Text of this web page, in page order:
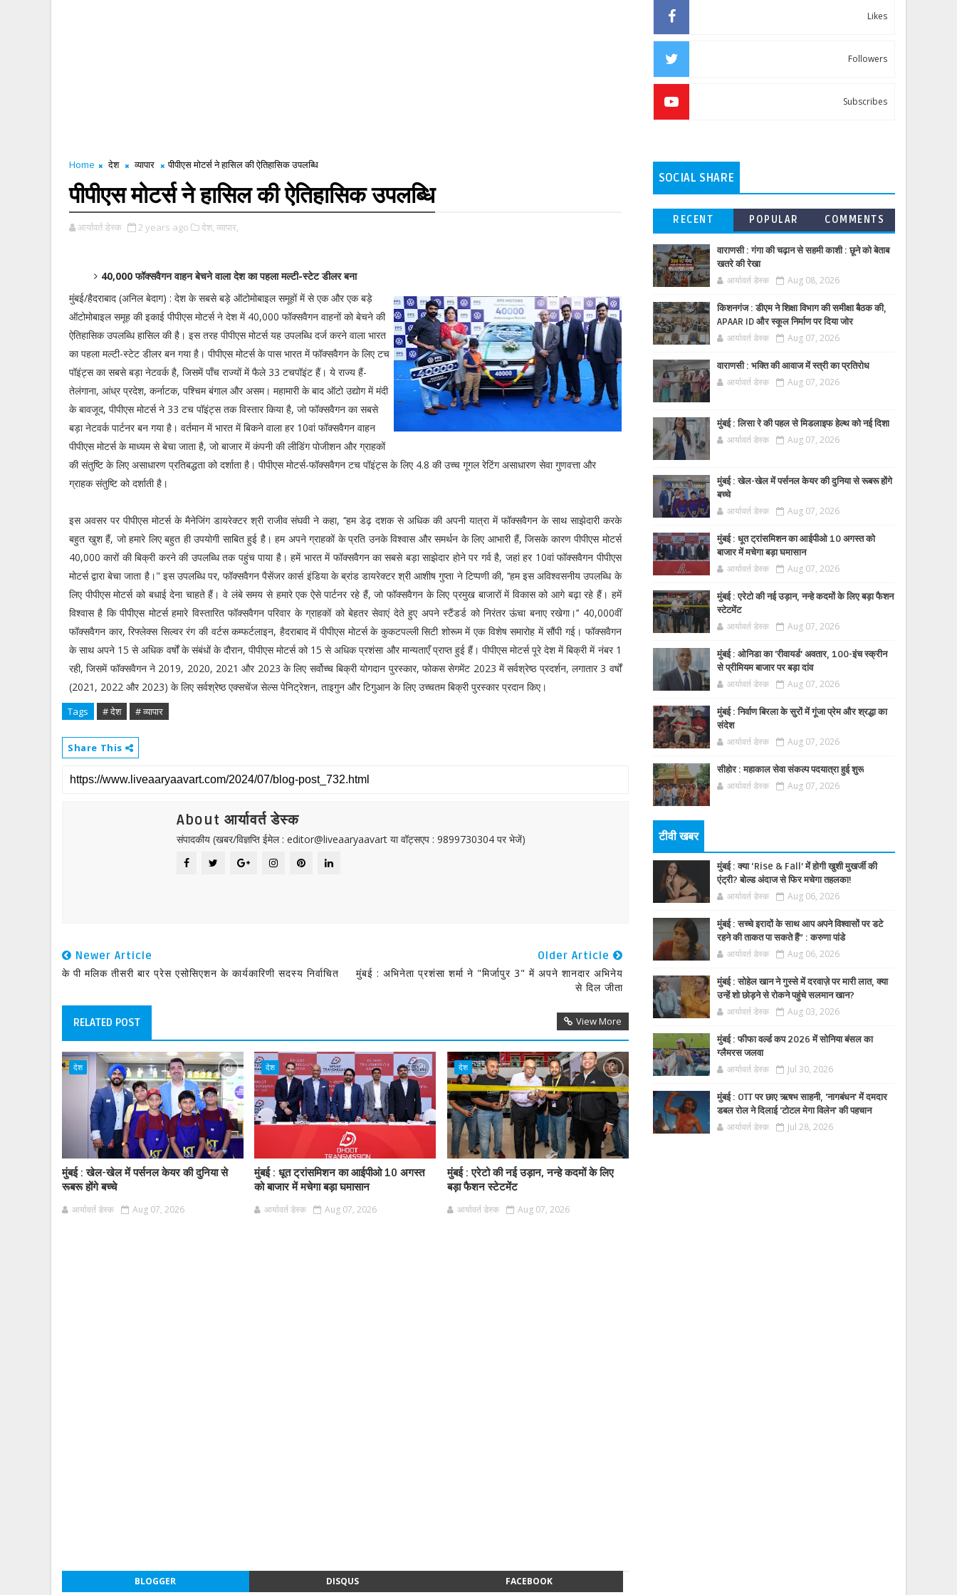
Home देश व्यापार पीपीएस मोटर्स ने हासिल की ऐतिहासिक उपलब्धि
पीपीएस मोटर्स ने हासिल की ऐतिहासिक उपलब्धि
आर्यावर्त डेस्क 2 years ago देश, व्यापार,
40,000 फॉक्सवैगन वाहन बेचने वाला देश का पहला मल्टी-स्टेट डीलर बना
मुंबई/हैदराबाद (अनिल बेदाग) : देश के सबसे बड़े ऑटोमोबाइल समूहों में से एक और एक बड़े
ऑटोमोबाइल समूह की इकाई पीपीएस मोटर्स ने देश में 40,000 फॉक्सवैगन वाहनों को बेचने की
ऐतिहासिक उपलब्धि हासिल की है। इस तरह पीपीएस मोटर्स यह उपलब्धि दर्ज करने वाला भारत
का पहला मल्टी-स्टेट डीलर बन गया है। पीपीएस मोटर्स के पास भारत में फॉक्सवैगन के लिए टच
पॉइंट्स का सबसे बड़ा नेटवर्क है, जिसमें पाँच राज्यों में फैले 33 टचपॉइंट हैं। ये राज्य हैं-
तेलंगाना, आंध्र प्रदेश, कर्नाटक, पश्चिम बंगाल और असम। महामारी के बाद ऑटो उद्योग में मंदी
के बावजूद, पीपीएस मोटर्स ने 33 टच पॉइंट्स तक विस्तार किया है, जो फॉक्सवैगन का सबसे
बड़ा नेटवर्क पार्टनर बन गया है। वर्तमान में भारत में बिकने वाला हर 10वां फॉक्सवैगन वाहन
पीपीएस मोटर्स के माध्यम से बेचा जाता है, जो बाजार में कंपनी की लीडिंग पोजीशन और ग्राहकों
की संतुष्टि के लिए असाधारण प्रतिबद्धता को दर्शाता है। पीपीएस मोटर्स-फॉक्सवैगन टच पॉइंट्स के लिए 4.8 की उच्च गूगल रेटिंग असाधारण सेवा गुणवत्ता और
ग्राहक संतुष्टि को दर्शाती है।
इस अवसर पर पीपीएस मोटर्स के मैनेजिंग डायरेक्टर श्री राजीव संघवी ने कहा, ‘‘हम डेढ़ दशक से अधिक की अपनी यात्रा में फॉक्सवैगन के साथ साझेदारी करके
बहुत खुश हैं, जो हमारे लिए बहुत ही उपयोगी साबित हुई है। हम अपने ग्राहकों के प्रति उनके विश्वास और समर्थन के लिए आभारी हैं, जिसके कारण पीपीएस मोटर्स
40,000 कारों की बिक्री करने की उपलब्धि तक पहुंच पाया है। हमें भारत में फॉक्सवैगन का सबसे बड़ा साझेदार होने पर गर्व है, जहां हर 10वां फॉक्सवैगन पीपीएस
मोटर्स द्वारा बेचा जाता है।" इस उपलब्धि पर, फॉक्सवैगन पैसेंजर कार्स इंडिया के ब्रांड डायरेक्टर श्री आशीष गुप्ता ने टिप्पणी की, ‘‘हम इस अविश्वसनीय उपलब्धि के
लिए पीपीएस मोटर्स को बधाई देना चाहते हैं। वे लंबे समय से हमारे एक ऐसे पार्टनर रहे हैं, जो फॉक्सवैगन के लिए प्रमुख बाजारों में विकास को आगे बढ़ा रहे हैं। हमें
विश्वास है कि पीपीएस मोटर्स हमारे विस्तारित फॉक्सवैगन परिवार के ग्राहकों को बेहतर सेवाएं देते हुए अपने स्टैंडर्ड को निरंतर ऊंचा बनाए रखेगा।’’ 40,000वीं
फॉक्सवैगन कार, रिफ्लेक्स सिल्वर रंग की वर्टस कम्फर्टलाइन, हैदराबाद में पीपीएस मोटर्स के कुकटपल्ली सिटी शोरूम में एक विशेष समारोह में सौंपी गई। फॉक्सवैगन
के साथ अपने 15 से अधिक वर्षों के संबंधों के दौरान, पीपीएस मोटर्स को 15 से अधिक प्रशंसा और मान्यताएँ प्राप्त हुई हैं। पीपीएस मोटर्स पूरे देश में बिक्री में नंबर 1
रही, जिसमें फॉक्सवैगन ने 2019, 2020, 2021 और 2023 के लिए सर्वोच्च बिक्री योगदान पुरस्कार, फोकस सेगमेंट 2023 में सर्वश्रेष्ठ प्रदर्शन, लगातार 3 वर्षों
(2021, 2022 और 2023) के लिए सर्वश्रेष्ठ एक्सचेंज सेल्स पेनिट्रेशन, ताइगुन और टिगुआन के लिए उच्चतम बिक्री पुरस्कार प्रदान किए।
Tags # देश # व्यापार
Share This
About आर्यावर्त डेस्क
संपादकीय (खबर/विज्ञप्ति ईमेल : editor@liveaaryaavart या वॉट्सएप : 9899730304 पर भेजें)
Newer Article
के पी मलिक तीसरी बार प्रेस एसोसिएशन के कार्यकारिणी सदस्य निर्वाचित
Older Article
मुंबई : अभिनेता प्रशंसा शर्मा ने "मिर्जापुर 3" में अपने शानदार अभिनेय
से दिल जीता
RELATED POST View More
देश
मुंबई : खेल-खेल में पर्सनल केयर की दुनिया से
रूबरू होंगे बच्चे
आर्यावर्त डेस्क Aug 07, 2026
देश
मुंबई : धूत ट्रांसमिशन का आईपीओ 10 अगस्त
को बाजार में मचेगा बड़ा घमासान
आर्यावर्त डेस्क Aug 07, 2026
देश
मुंबई : एरेटो की नई उड़ान, नन्हे कदमों के लिए
बड़ा फैशन स्टेटमेंट
आर्यावर्त डेस्क Aug 07, 2026
BLOGGER DISQUS FACEBOOK
Likes
Followers
Subscribes
SOCIAL SHARE
RECENT POPULAR COMMENTS
वाराणसी : गंगा की चढ़ान से सहमी काशी : छूने को बेताब
खतरे की रेखा
आर्यावर्त डेस्क Aug 08, 2026
किशनगंज : डीएम ने शिक्षा विभाग की समीक्षा बैठक की,
APAAR ID और स्कूल निर्माण पर दिया जोर
आर्यावर्त डेस्क Aug 07, 2026
वाराणसी : भक्ति की आवाज में स्त्री का प्रतिरोध
आर्यावर्त डेस्क Aug 07, 2026
मुंबई : लिसा रे की पहल से मिडलाइफ हेल्थ को नई दिशा
आर्यावर्त डेस्क Aug 07, 2026
मुंबई : खेल-खेल में पर्सनल केयर की दुनिया से रूबरू होंगे
बच्चे
आर्यावर्त डेस्क Aug 07, 2026
मुंबई : धूत ट्रांसमिशन का आईपीओ 10 अगस्त को
बाजार में मचेगा बड़ा घमासान
आर्यावर्त डेस्क Aug 07, 2026
मुंबई : एरेटो की नई उड़ान, नन्हे कदमों के लिए बड़ा फैशन
स्टेटमेंट
आर्यावर्त डेस्क Aug 07, 2026
मुंबई : ओनिडा का 'रीवायर्ड’ अवतार, 100-इंच स्क्रीन
से प्रीमियम बाजार पर बड़ा दांव
आर्यावर्त डेस्क Aug 07, 2026
मुंबई : निर्वाण बिरला के सुरों में गूंजा प्रेम और श्रद्धा का
संदेश
आर्यावर्त डेस्क Aug 07, 2026
सीहोर : महाकाल सेवा संकल्प पदयात्रा हुई शुरू
आर्यावर्त डेस्क Aug 07, 2026
टीवी खबर
मुंबई : क्या ‘Rise & Fall’ में होगी खुशी मुखर्जी की
एंट्री? बोल्ड अंदाज से फिर मचेगा तहलका!
आर्यावर्त डेस्क Aug 06, 2026
मुंबई : सच्चे इरादों के साथ आप अपने विश्वासों पर डटे
रहने की ताकत पा सकते हैं” : करुणा पांडे
आर्यावर्त डेस्क Aug 06, 2026
मुंबई : सोहेल खान ने गुस्से में दरवाज़े पर मारी लात, क्या
उन्हें शो छोड़ने से रोकने पहुंचे सलमान खान?
आर्यावर्त डेस्क Aug 03, 2026
मुंबई : फीफा वर्ल्ड कप 2026 में सोनिया बंसल का
ग्लैमरस जलवा
आर्यावर्त डेस्क Jul 30, 2026
मुंबई : OTT पर छाए ऋषभ साहनी, 'नागबंधन' में दमदार
डबल रोल ने दिलाई 'टोटल मेगा विलेन' की पहचान
आर्यावर्त डेस्क Jul 28, 2026